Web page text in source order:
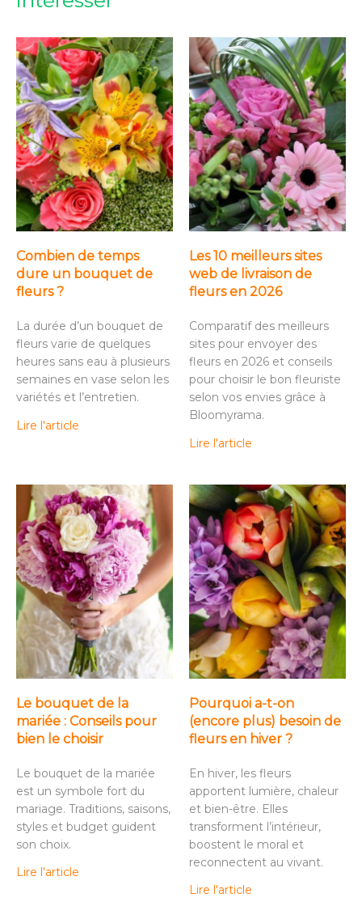
Combien de temps
dure un bouquet de
fleurs ?
La durée d’un bouquet de
fleurs varie de quelques
heures sans eau à plusieurs
semaines en vase selon les
variétés et l’entretien.
Lire l'article
Les 10 meilleurs sites
web de livraison de
fleurs en 2026
Comparatif des meilleurs
sites pour envoyer des
fleurs en 2026 et conseils
pour choisir le bon fleuriste
selon vos envies grâce à
Bloomyrama.
Lire l'article
Le bouquet de la
mariée : Conseils pour
bien le choisir
Le bouquet de la mariée
est un symbole fort du
mariage. Traditions, saisons,
styles et budget guident
son choix.
Lire l'article
Pourquoi a-t-on
(encore plus) besoin de
fleurs en hiver ?
En hiver, les fleurs
apportent lumière, chaleur
et bien-être. Elles
transforment l’intérieur,
boostent le moral et
reconnectent au vivant.
Lire l'article